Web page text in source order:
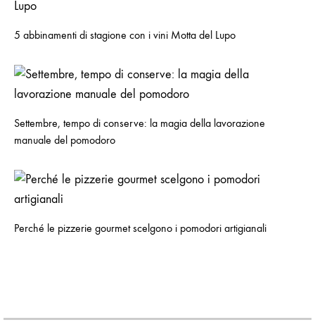
5 abbinamenti di stagione con i vini Motta del Lupo
Settembre, tempo di conserve: la magia della lavorazione
manuale del pomodoro
Perché le pizzerie gourmet scelgono i pomodori artigianali